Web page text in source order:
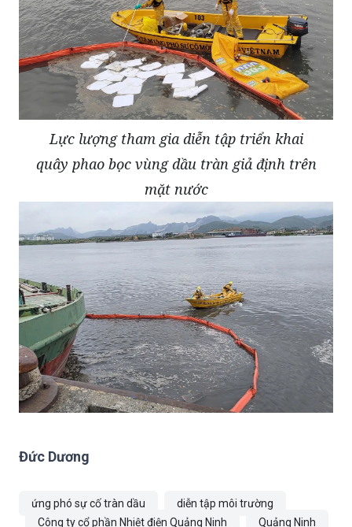
Lực lượng tham gia diễn tập triển khai
quây phao bọc vùng dầu tràn giả định trên
mặt nước
Đức Dương
ứng phó sự cố tràn dầu
diễn tập môi trường
Công ty cổ phần Nhiệt điện Quảng Ninh
Quảng Ninh